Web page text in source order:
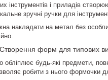
інструментів і приладів
зручні ручки для
накладати на метал без
форм для типових
обліплює будь-які предмети,
робити з нього формочки